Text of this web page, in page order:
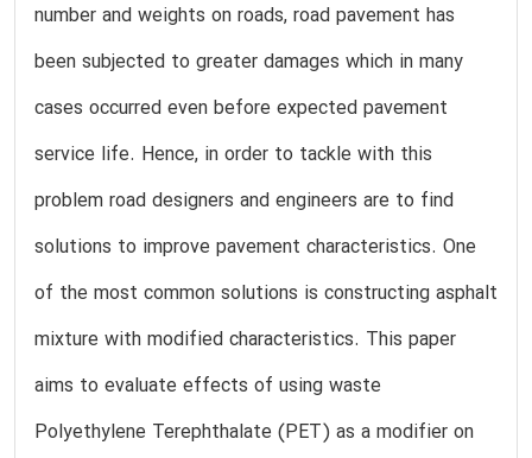
number and weights on roads, road pavement has
been subjected to greater damages which in many
cases occurred even before expected pavement
service life. Hence, in order to tackle with this
problem road designers and engineers are to find
solutions to improve pavement characteristics. One
of the most common solutions is constructing asphalt
mixture with modified characteristics. This paper
aims to evaluate effects of using waste
Polyethylene Terephthalate (PET) as a modifier on